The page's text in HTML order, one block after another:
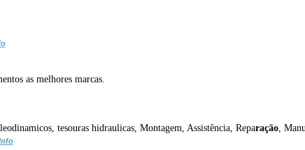
as melhores marcas.
tesouras hidraulicas, Montagem, Assistência, Reparação,